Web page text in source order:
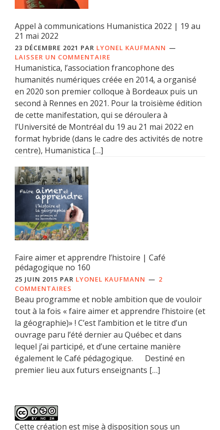
Appel à communications Humanistica 2022 | 19 au
21 mai 2022
23 DÉCEMBRE 2021 PAR LYONEL KAUFMANN
LAISSER UN COMMENTAIRE
Humanistica, l’association francophone des
humanités numériques créée en 2014, a organisé
en 2020 son premier colloque à Bordeaux puis un
second à Rennes en 2021. Pour la troisième édition
de cette manifestation, qui se déroulera à
l’Université de Montréal du 19 au 21 mai 2022 en
format hybride (dans le cadre des activités de notre
centre), Humanistica […]
Faire aimer et apprendre l’histoire | Café
pédagogique no 160
25 JUIN 2015 PAR LYONEL KAUFMANN
2
COMMENTAIRES
Beau programme et noble ambition que de vouloir
tout à la fois « faire aimer et apprendre l’histoire (et
la géographie)» ! C’est l’ambition et le titre d’un
ouvrage paru l’été dernier au Québec et dans
lequel j’ai participé, et d’une certaine manière
également le Café pédagogique. Destiné en
premier lieu aux futurs enseignants […]
Cette création est mise à disposition sous un